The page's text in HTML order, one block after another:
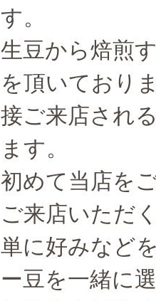
す。
生豆から焙煎
を頂いており
接ご来店され
ます。
初めて当店を
ご来店いただ
単に好みなど
ー豆を一緒に